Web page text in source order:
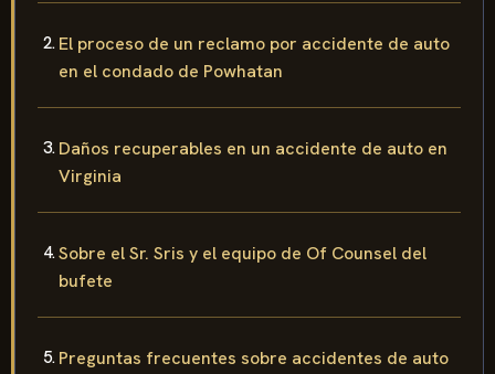
El proceso de un reclamo por accidente de auto
en el condado de Powhatan
Daños recuperables en un accidente de auto en
Virginia
Sobre el Sr. Sris y el equipo de Of Counsel del
bufete
Preguntas frecuentes sobre accidentes de auto